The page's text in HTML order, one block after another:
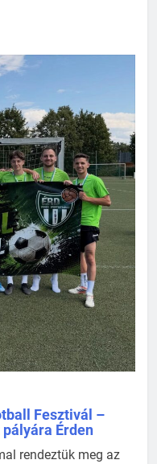
Fesztivál –
Érden
rendeztük meg az